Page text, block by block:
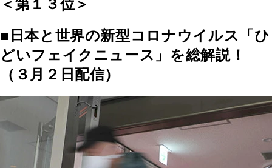
＜第１３位＞
■日本と世界の新型コロナウイルス「ひ
どいフェイクニュース」を総解説！
（３月２日配信）